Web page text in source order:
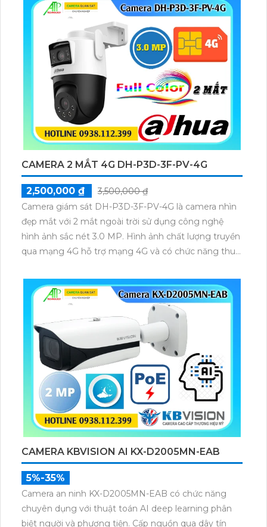
CAMERA 2 MẮT 4G DH-P3D-3F-PV-4G
2,500,000 ₫
3,500,000 ₫
Camera giám sát DH-P3D-3F-PV-4G là camera nhìn
đẹp mắt với 2 mắt ngoài trời sử dụng công nghệ
hình ảnh sắc nét 3.0 MP. Hình ảnh chất lượng truyền
qua mạng 4G hỗ trợ mạng 4G và có chức năng thu
chống trộm kích hoạt còi hú và đèn nhấp nháy.
CAMERA KBVISION AI KX-D2005MN-EAB
5%-35%
Camera an ninh KX-D2005MN-EAB có chức năng
chuyên dụng với thuật toán AI deep learning phân
biệt người và phương tiện. Cấp nguồn qua dây tín